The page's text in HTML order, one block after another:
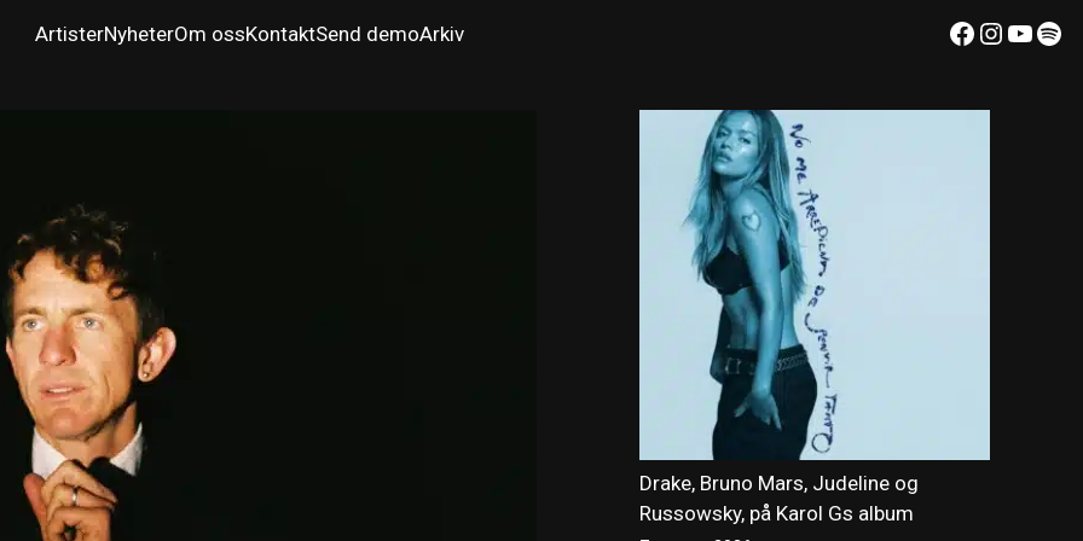
ArtisterNyheterOm ossKontaktSend demoArkiv Facebook
Drake, Bruno Mars, Judeline og
Russowsky, på Karol Gs album